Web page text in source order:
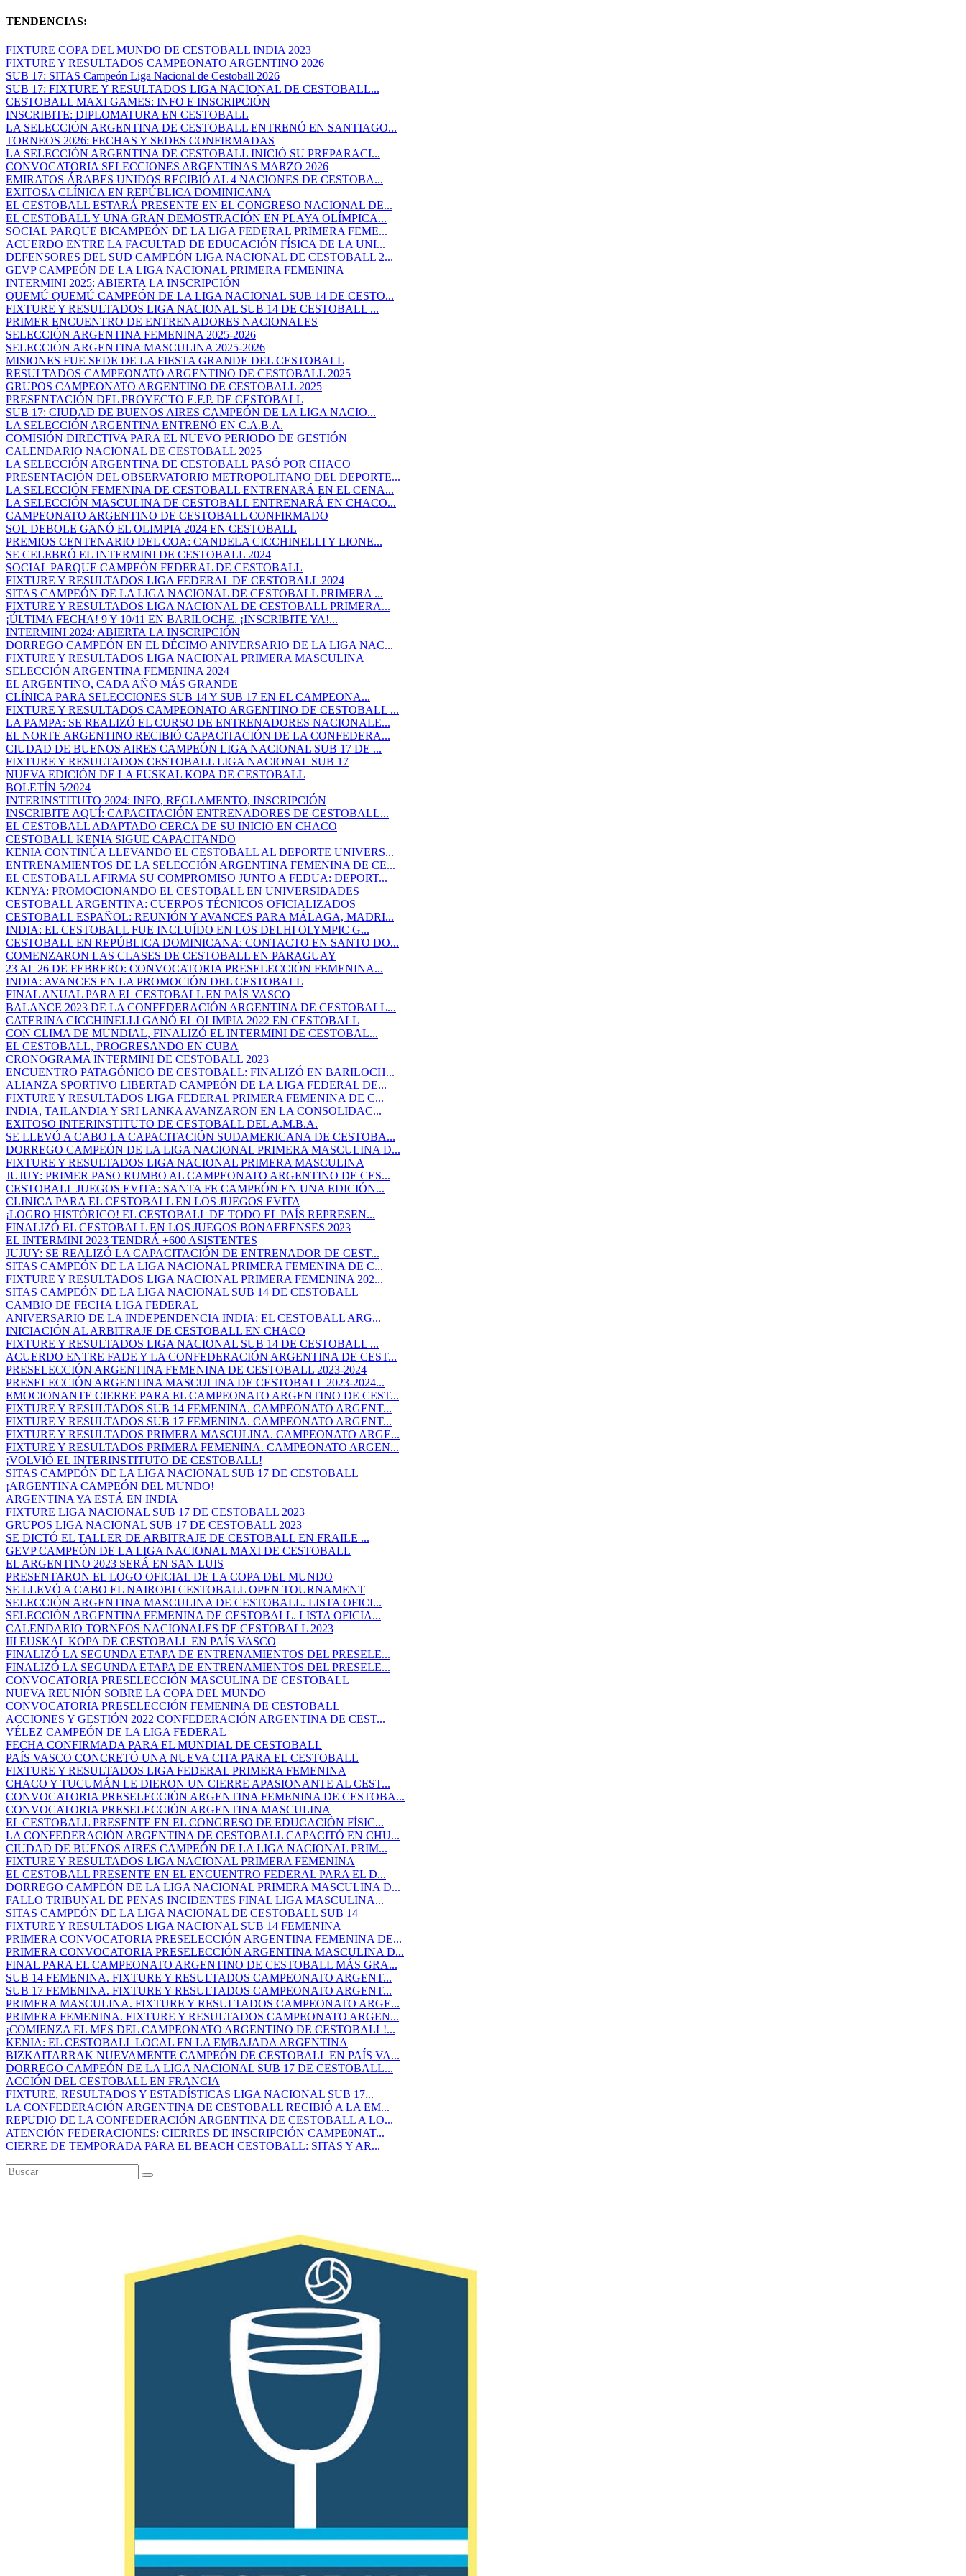
TENDENCIAS:
FIXTURE COPA DEL MUNDO DE CESTOBALL INDIA 2023
FIXTURE Y RESULTADOS CAMPEONATO ARGENTINO 2026
SUB 17: SITAS Campeón Liga Nacional de Cestoball 2026
SUB 17: FIXTURE Y RESULTADOS LIGA NACIONAL DE CESTOBALL...
CESTOBALL MAXI GAMES: INFO E INSCRIPCIÓN
INSCRIBITE: DIPLOMATURA EN CESTOBALL
LA SELECCIÓN ARGENTINA DE CESTOBALL ENTRENÓ EN SANTIAGO...
TORNEOS 2026: FECHAS Y SEDES CONFIRMADAS
LA SELECCIÓN ARGENTINA DE CESTOBALL INICIÓ SU PREPARACI...
CONVOCATORIA SELECCIONES ARGENTINAS MARZO 2026
EMIRATOS ÁRABES UNIDOS RECIBIÓ AL 4 NACIONES DE CESTOBA...
EXITOSA CLÍNICA EN REPÚBLICA DOMINICANA
EL CESTOBALL ESTARÁ PRESENTE EN EL CONGRESO NACIONAL DE...
EL CESTOBALL Y UNA GRAN DEMOSTRACIÓN EN PLAYA OLÍMPICA...
SOCIAL PARQUE BICAMPEÓN DE LA LIGA FEDERAL PRIMERA FEME...
ACUERDO ENTRE LA FACULTAD DE EDUCACIÓN FÍSICA DE LA UNI...
DEFENSORES DEL SUD CAMPEÓN LIGA NACIONAL DE CESTOBALL 2...
GEVP CAMPEÓN DE LA LIGA NACIONAL PRIMERA FEMENINA
INTERMINI 2025: ABIERTA LA INSCRIPCIÓN
QUEMÚ QUEMÚ CAMPEÓN DE LA LIGA NACIONAL SUB 14 DE CESTO...
FIXTURE Y RESULTADOS LIGA NACIONAL SUB 14 DE CESTOBALL ...
PRIMER ENCUENTRO DE ENTRENADORES NACIONALES
SELECCIÓN ARGENTINA FEMENINA 2025-2026
SELECCIÓN ARGENTINA MASCULINA 2025-2026
MISIONES FUE SEDE DE LA FIESTA GRANDE DEL CESTOBALL
RESULTADOS CAMPEONATO ARGENTINO DE CESTOBALL 2025
GRUPOS CAMPEONATO ARGENTINO DE CESTOBALL 2025
PRESENTACIÓN DEL PROYECTO E.F.P. DE CESTOBALL
SUB 17: CIUDAD DE BUENOS AIRES CAMPEÓN DE LA LIGA NACIO...
LA SELECCIÓN ARGENTINA ENTRENÓ EN C.A.B.A.
COMISIÓN DIRECTIVA PARA EL NUEVO PERIODO DE GESTIÓN
CALENDARIO NACIONAL DE CESTOBALL 2025
LA SELECCIÓN ARGENTINA DE CESTOBALL PASÓ POR CHACO
PRESENTACIÓN DEL OBSERVATORIO METROPOLITANO DEL DEPORTE...
LA SELECCIÓN FEMENINA DE CESTOBALL ENTRENARÁ EN EL CENA...
LA SELECCIÓN MASCULINA DE CESTOBALL ENTRENARÁ EN CHACO...
CAMPEONATO ARGENTINO DE CESTOBALL CONFIRMADO
SOL DEBOLE GANÓ EL OLIMPIA 2024 EN CESTOBALL
PREMIOS CENTENARIO DEL COA: CANDELA CICCHINELLI Y LIONE...
SE CELEBRÓ EL INTERMINI DE CESTOBALL 2024
SOCIAL PARQUE CAMPEÓN FEDERAL DE CESTOBALL
FIXTURE Y RESULTADOS LIGA FEDERAL DE CESTOBALL 2024
SITAS CAMPEÓN DE LA LIGA NACIONAL DE CESTOBALL PRIMERA ...
FIXTURE Y RESULTADOS LIGA NACIONAL DE CESTOBALL PRIMERA...
¡ÚLTIMA FECHA! 9 Y 10/11 EN BARILOCHE. ¡INSCRIBITE YA!...
INTERMINI 2024: ABIERTA LA INSCRIPCIÓN
DORREGO CAMPEÓN EN EL DÉCIMO ANIVERSARIO DE LA LIGA NAC...
FIXTURE Y RESULTADOS LIGA NACIONAL PRIMERA MASCULINA
SELECCIÓN ARGENTINA FEMENINA 2024
EL ARGENTINO, CADA AÑO MÁS GRANDE
CLÍNICA PARA SELECCIONES SUB 14 Y SUB 17 EN EL CAMPEONA...
FIXTURE Y RESULTADOS CAMPEONATO ARGENTINO DE CESTOBALL ...
LA PAMPA: SE REALIZÓ EL CURSO DE ENTRENADORES NACIONALE...
EL NORTE ARGENTINO RECIBIÓ CAPACITACIÓN DE LA CONFEDERA...
CIUDAD DE BUENOS AIRES CAMPEÓN LIGA NACIONAL SUB 17 DE ...
FIXTURE Y RESULTADOS CESTOBALL LIGA NACIONAL SUB 17
NUEVA EDICIÓN DE LA EUSKAL KOPA DE CESTOBALL
BOLETÍN 5/2024
INTERINSTITUTO 2024: INFO, REGLAMENTO, INSCRIPCIÓN
INSCRIBITE AQUÍ: CAPACITACIÓN ENTRENADORES DE CESTOBALL...
EL CESTOBALL ADAPTADO CERCA DE SU INICIO EN CHACO
CESTOBALL KENIA SIGUE CAPACITANDO
KENIA CONTINÚA LLEVANDO EL CESTOBALL AL DEPORTE UNIVERS...
ENTRENAMIENTOS DE LA SELECCIÓN ARGENTINA FEMENINA DE CE...
EL CESTOBALL AFIRMA SU COMPROMISO JUNTO A FEDUA: DEPORT...
KENYA: PROMOCIONANDO EL CESTOBALL EN UNIVERSIDADES
CESTOBALL ARGENTINA: CUERPOS TÉCNICOS OFICIALIZADOS
CESTOBALL ESPAÑOL: REUNIÓN Y AVANCES PARA MÁLAGA, MADRI...
INDIA: EL CESTOBALL FUE INCLUÍDO EN LOS DELHI OLYMPIC G...
CESTOBALL EN REPÚBLICA DOMINICANA: CONTACTO EN SANTO DO...
COMENZARON LAS CLASES DE CESTOBALL EN PARAGUAY
23 AL 26 DE FEBRERO: CONVOCATORIA PRESELECCIÓN FEMENINA...
INDIA: AVANCES EN LA PROMOCIÓN DEL CESTOBALL
FINAL ANUAL PARA EL CESTOBALL EN PAÍS VASCO
BALANCE 2023 DE LA CONFEDERACIÓN ARGENTINA DE CESTOBALL...
CATERINA CICCHINELLI GANÓ EL OLIMPIA 2022 EN CESTOBALL
CON CLIMA DE MUNDIAL, FINALIZÓ EL INTERMINI DE CESTOBAL...
EL CESTOBALL, PROGRESANDO EN CUBA
CRONOGRAMA INTERMINI DE CESTOBALL 2023
ENCUENTRO PATAGÓNICO DE CESTOBALL: FINALIZÓ EN BARILOCH...
ALIANZA SPORTIVO LIBERTAD CAMPEÓN DE LA LIGA FEDERAL DE...
FIXTURE Y RESULTADOS LIGA FEDERAL PRIMERA FEMENINA DE C...
INDIA, TAILANDIA Y SRI LANKA AVANZARON EN LA CONSOLIDAC...
EXITOSO INTERINSTITUTO DE CESTOBALL DEL A.M.B.A.
SE LLEVÓ A CABO LA CAPACITACIÓN SUDAMERICANA DE CESTOBA...
DORREGO CAMPEÓN DE LA LIGA NACIONAL PRIMERA MASCULINA D...
FIXTURE Y RESULTADOS LIGA NACIONAL PRIMERA MASCULINA
JUJUY: PRIMER PASO RUMBO AL CAMPEONATO ARGENTINO DE CES...
CESTOBALL JUEGOS EVITA: SANTA FE CAMPEÓN EN UNA EDICIÓN...
CLINICA PARA EL CESTOBALL EN LOS JUEGOS EVITA
¡LOGRO HISTÓRICO! EL CESTOBALL DE TODO EL PAÍS REPRESEN...
FINALIZÓ EL CESTOBALL EN LOS JUEGOS BONAERENSES 2023
EL INTERMINI 2023 TENDRÁ +600 ASISTENTES
JUJUY: SE REALIZÓ LA CAPACITACIÓN DE ENTRENADOR DE CEST...
SITAS CAMPEÓN DE LA LIGA NACIONAL PRIMERA FEMENINA DE C...
FIXTURE Y RESULTADOS LIGA NACIONAL PRIMERA FEMENINA 202...
SITAS CAMPEÓN DE LA LIGA NACIONAL SUB 14 DE CESTOBALL
CAMBIO DE FECHA LIGA FEDERAL
ANIVERSARIO DE LA INDEPENDENCIA INDIA: EL CESTOBALL ARG...
INICIACIÓN AL ARBITRAJE DE CESTOBALL EN CHACO
FIXTURE Y RESULTADOS LIGA NACIONAL SUB 14 DE CESTOBALL ...
ACUERDO ENTRE FADE Y LA CONFEDERACIÓN ARGENTINA DE CEST...
PRESELECCIÓN ARGENTINA FEMENINA DE CESTOBALL 2023-2024
PRESELECCIÓN ARGENTINA MASCULINA DE CESTOBALL 2023-2024...
EMOCIONANTE CIERRE PARA EL CAMPEONATO ARGENTINO DE CEST...
FIXTURE Y RESULTADOS SUB 14 FEMENINA. CAMPEONATO ARGENT...
FIXTURE Y RESULTADOS SUB 17 FEMENINA. CAMPEONATO ARGENT...
FIXTURE Y RESULTADOS PRIMERA MASCULINA. CAMPEONATO ARGE...
FIXTURE Y RESULTADOS PRIMERA FEMENINA. CAMPEONATO ARGEN...
¡VOLVIÓ EL INTERINSTITUTO DE CESTOBALL!
SITAS CAMPEÓN DE LA LIGA NACIONAL SUB 17 DE CESTOBALL
¡ARGENTINA CAMPEÓN DEL MUNDO!
ARGENTINA YA ESTÁ EN INDIA
FIXTURE LIGA NACIONAL SUB 17 DE CESTOBALL 2023
GRUPOS LIGA NACIONAL SUB 17 DE CESTOBALL 2023
SE DICTÓ EL TALLER DE ARBITRAJE DE CESTOBALL EN FRAILE ...
GEVP CAMPEÓN DE LA LIGA NACIONAL MAXI DE CESTOBALL
EL ARGENTINO 2023 SERÁ EN SAN LUIS
PRESENTARON EL LOGO OFICIAL DE LA COPA DEL MUNDO
SE LLEVÓ A CABO EL NAIROBI CESTOBALL OPEN TOURNAMENT
SELECCIÓN ARGENTINA MASCULINA DE CESTOBALL. LISTA OFICI...
SELECCIÓN ARGENTINA FEMENINA DE CESTOBALL. LISTA OFICIA...
CALENDARIO TORNEOS NACIONALES DE CESTOBALL 2023
III EUSKAL KOPA DE CESTOBALL EN PAÍS VASCO
FINALIZÓ LA SEGUNDA ETAPA DE ENTRENAMIENTOS DEL PRESELE...
FINALIZÓ LA SEGUNDA ETAPA DE ENTRENAMIENTOS DEL PRESELE...
CONVOCATORIA PRESELECCIÓN MASCULINA DE CESTOBALL
NUEVA REUNIÓN SOBRE LA COPA DEL MUNDO
CONVOCATORIA PRESELECCIÓN FEMENINA DE CESTOBALL
ACCIONES Y GESTIÓN 2022 CONFEDERACIÓN ARGENTINA DE CEST...
VÉLEZ CAMPEÓN DE LA LIGA FEDERAL
FECHA CONFIRMADA PARA EL MUNDIAL DE CESTOBALL
PAÍS VASCO CONCRETÓ UNA NUEVA CITA PARA EL CESTOBALL
FIXTURE Y RESULTADOS LIGA FEDERAL PRIMERA FEMENINA
CHACO Y TUCUMÁN LE DIERON UN CIERRE APASIONANTE AL CEST...
CONVOCATORIA PRESELECCIÓN ARGENTINA FEMENINA DE CESTOBA...
CONVOCATORIA PRESELECCIÓN ARGENTINA MASCULINA
EL CESTOBALL PRESENTE EN EL CONGRESO DE EDUCACIÓN FÍSIC...
LA CONFEDERACIÓN ARGENTINA DE CESTOBALL CAPACITÓ EN CHU...
CIUDAD DE BUENOS AIRES CAMPEÓN DE LA LIGA NACIONAL PRIM...
FIXTURE Y RESULTADOS LIGA NACIONAL PRIMERA FEMENINA
EL CESTOBALL PRESENTE EN EL ENCUENTRO FEDERAL PARA EL D...
DORREGO CAMPEÓN DE LA LIGA NACIONAL PRIMERA MASCULINA D...
FALLO TRIBUNAL DE PENAS INCIDENTES FINAL LIGA MASCULINA...
SITAS CAMPEÓN DE LA LIGA NACIONAL DE CESTOBALL SUB 14
FIXTURE Y RESULTADOS LIGA NACIONAL SUB 14 FEMENINA
PRIMERA CONVOCATORIA PRESELECCIÓN ARGENTINA FEMENINA DE...
PRIMERA CONVOCATORIA PRESELECCIÓN ARGENTINA MASCULINA D...
FINAL PARA EL CAMPEONATO ARGENTINO DE CESTOBALL MÁS GRA...
SUB 14 FEMENINA. FIXTURE Y RESULTADOS CAMPEONATO ARGENT...
SUB 17 FEMENINA. FIXTURE Y RESULTADOS CAMPEONATO ARGENT...
PRIMERA MASCULINA. FIXTURE Y RESULTADOS CAMPEONATO ARGE...
PRIMERA FEMENINA. FIXTURE Y RESULTADOS CAMPEONATO ARGEN...
¡COMIENZA EL MES DEL CAMPEONATO ARGENTINO DE CESTOBALL!...
KENIA: EL CESTOBALL LOCAL EN LA EMBAJADA ARGENTINA
BIZKAITARRAK NUEVAMENTE CAMPEÓN DE CESTOBALL EN PAÍS VA...
DORREGO CAMPEÓN DE LA LIGA NACIONAL SUB 17 DE CESTOBALL...
ACCIÓN DEL CESTOBALL EN FRANCIA
FIXTURE, RESULTADOS Y ESTADÍSTICAS LIGA NACIONAL SUB 17...
LA CONFEDERACIÓN ARGENTINA DE CESTOBALL RECIBIÓ A LA EM...
REPUDIO DE LA CONFEDERACIÓN ARGENTINA DE CESTOBALL A LO...
ATENCIÓN FEDERACIONES: CIERRES DE INSCRIPCIÓN CAMPE0NAT...
CIERRE DE TEMPORADA PARA EL BEACH CESTOBALL: SITAS Y AR...